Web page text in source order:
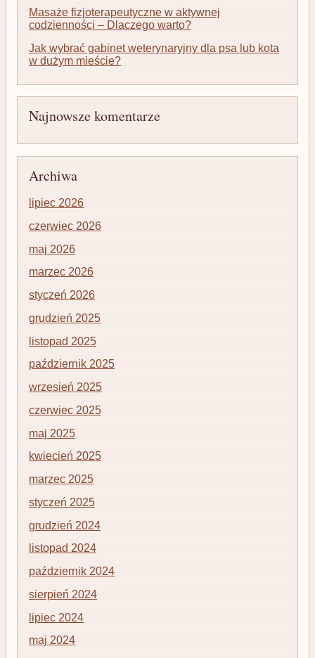
Masaże fizjoterapeutyczne w aktywnej
codzienności – Dlaczego warto?
Jak wybrać gabinet weterynaryjny dla psa lub kota
w dużym mieście?
Najnowsze komentarze
Archiwa
lipiec 2026
czerwiec 2026
maj 2026
marzec 2026
styczeń 2026
grudzień 2025
listopad 2025
październik 2025
wrzesień 2025
czerwiec 2025
maj 2025
kwiecień 2025
marzec 2025
styczeń 2025
grudzień 2024
listopad 2024
październik 2024
sierpień 2024
lipiec 2024
maj 2024